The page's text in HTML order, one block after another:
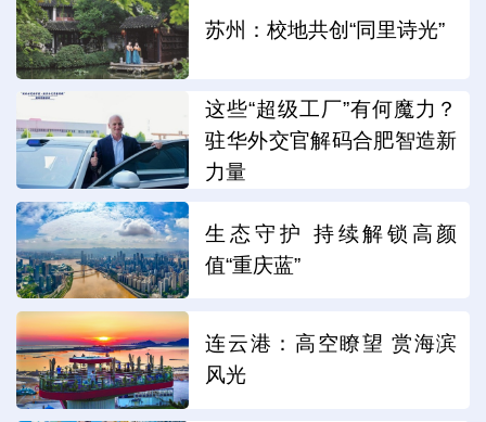
苏州：校地共创“同里诗光”
这些“超级工厂”有何魔力？
驻华外交官解码合肥智造新
力量
生态守护 持续解锁高颜
值“重庆蓝”
连云港：高空瞭望 赏海滨
风光